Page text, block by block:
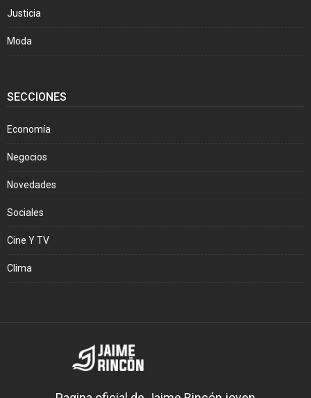
Justicia
Moda
SECCIONES
Economía
Negocios
Novedades
Sociales
Cine Y TV
Clima